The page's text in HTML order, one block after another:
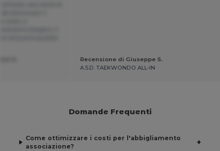
Recensione di Giuseppe S.
A.S.D. TAEKWONDO ALL-IN
Domande Frequenti
Come ottimizzare i costi per l'abbigliamento
associazione?
+